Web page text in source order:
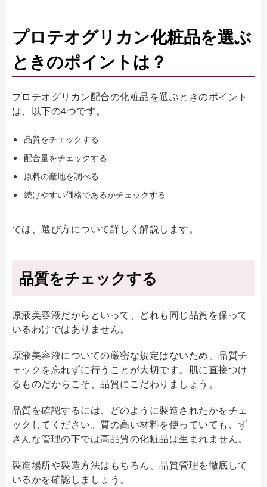
プロテオグリカン化粧品を選ぶ
ときのポイントは？
プロテオグリカン配合の化粧品を選ぶときのポイント
は、以下の4つです。
品質をチェックする
配合量をチェックする
原料の産地を調べる
続けやすい価格であるかチェックする
では、選び方について詳しく解説します。
品質をチェックする
原液美容液だからといって、どれも同じ品質を保って
いるわけではありません。
原液美容液についての厳密な規定はないため、品質チ
ェックを忘れずに行うことが大切です。肌に直接つけ
るものだからこそ、品質にこだわりましょう。
品質を確認するには、どのように製造されたかをチェ
ックしてください。質の高い材料を使っていても、ず
さんな管理の下では高品質の化粧品は生まれません。
製造場所や製造方法はもちろん、品質管理を徹底して
いるかを確認しましょう。